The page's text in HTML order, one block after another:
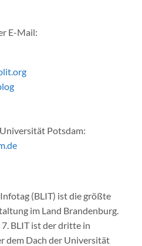
E-Mail:
Potsdam:
(BLIT) ist die größte
im Land Brandenburg.
BLIT ist der dritte in
dem Dach der Universität